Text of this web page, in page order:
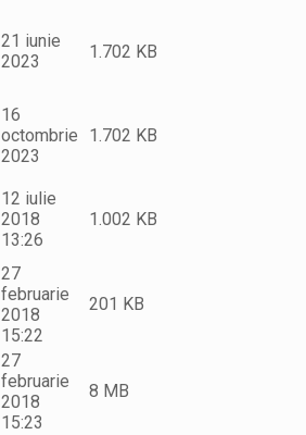
21 iunie
2023
1.702 KB
16
octombrie
2023
1.702 KB
12 iulie
2018
13:26
1.002 KB
27
februarie
2018
15:22
201 KB
27
februarie
2018
15:23
8 MB